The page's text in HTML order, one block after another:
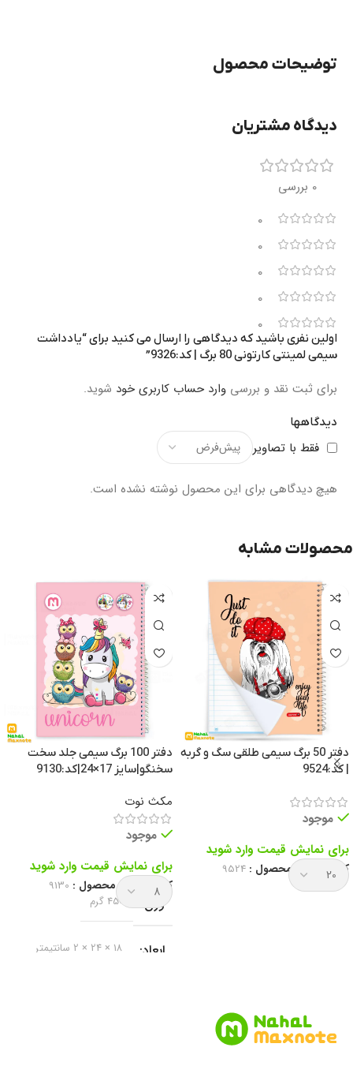
توضیحات محصول
دیدگاه مشتریان
0 بررسی
0
0
0
0
0
دیدگاهها
فقط با تصاویر
هیچ دیدگاهی برای این محصول نوشته نشده است.
اولین نفری باشید که دیدگاهی را ارسال می کنید برای “یادداشت
سیمی لمینتی کارتونی 80 برگ | کد:9326”
برای ثبت نقد و بررسی وارد حساب کاربری خود شوید.
محصولات مشابه
دفتر 50 برگ سیمی طلقی سگ و گربه
| کد:9524
موجود
برای نمایش قیمت وارد شوید
کد انحصاری محصول : 9524
دفتر 100 برگ سیمی جلد سخت
سخنگو|سایز 17×24|کد:9130
مکث نوت
موجود
برای نمایش قیمت وارد شوید
کد انحصاری محصول : 9130
وزن 450 گرم
ابعاد 18 × 24 × 2 سانتیمتر